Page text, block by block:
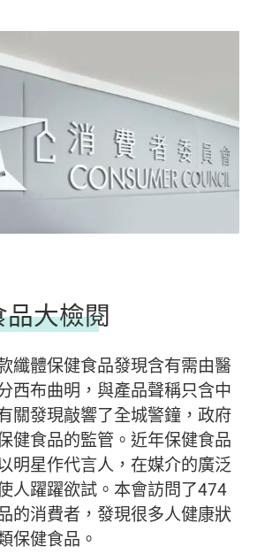
大檢閱
纖體保健食品發現含有需由醫
西布曲明，與產品聲稱只含中
關發現敲響了全城警鐘，政府
健食品的監管。近年保健食品
明星作代言人，在媒介的廣泛
人躍躍欲試。本會訪問了474
的消費者，發現很多人健康狀
保健食品。